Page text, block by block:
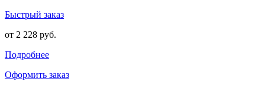
Быстрый заказ
от 2 228 руб.
Подробнее
Оформить заказ